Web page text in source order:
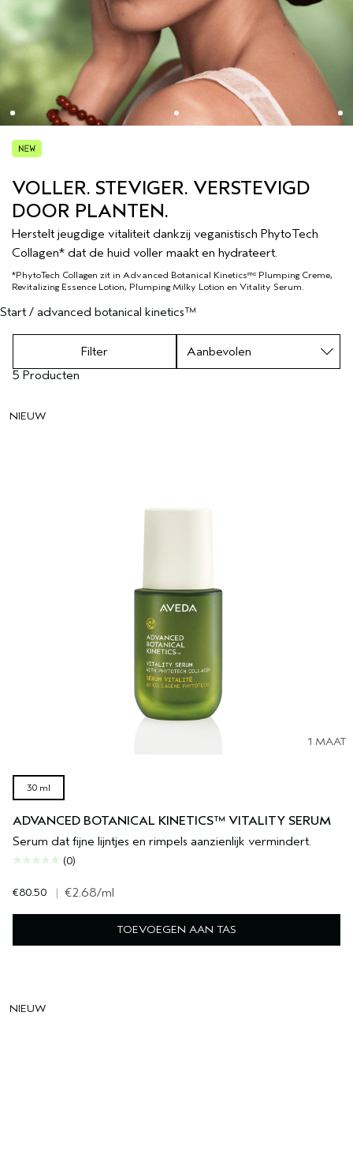
GEVOELIGE HOOFDHUID
PURE ABUNDANCE
ALLE COLLECTIES
VOLLER. STEVIGER. VERSTEVIGD
DOOR PLANTEN.
Herstelt jeugdige vitaliteit dankzij veganistisch PhytoTech
Collagen* dat de huid voller maakt en hydrateert.
*PhytoTech Collagen zit in Advanced Botanical Kineticsᵐᶜ Plumping Creme,
Revitalizing Essence Lotion, Plumping Milky Lotion en Vitality Serum.
Start / advanced botanical kinetics™
Filter
5 Producten
NIEUW
1 MAAT
30 ml
ADVANCED BOTANICAL KINETICS™ VITALITY SERUM
Serum dat fijne lijntjes en rimpels aanzienlijk vermindert.
(0)
€80.50 | €2.68/ml
TOEVOEGEN AAN TAS
NIEUW